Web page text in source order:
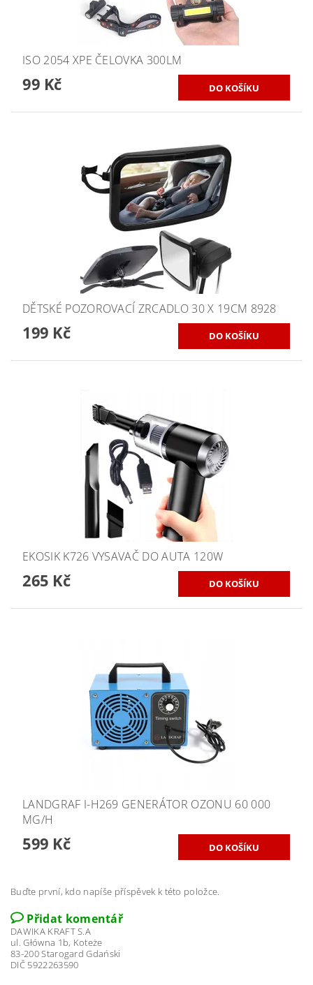
ISO 2054 XPE ČELOVKA 300LM
99 Kč
DĚTSKÉ POZOROVACÍ ZRCADLO 30 X 19CM 8928
199 Kč
EKOSIK K726 VYSAVAČ DO AUTA 120W
265 Kč
LANDGRAF I-H269 GENERÁTOR OZONU 60 000
MG/H
599 Kč
Buďte první, kdo napíše příspěvek k této položce.
Přidat komentář
DAWIKA KRAFT S.A
ul. Główna 1b, Koteże
83-200 Starogard Gdański
DIČ 5922263590